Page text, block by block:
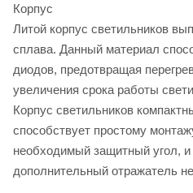
Корпус
Литой корпус светильников
сплава. Данный материал
диодов, предотвращая
увеличения срока работы
Корпус светильников
способствует простому
необходимый защитный угол, и
дополнительный отражатель